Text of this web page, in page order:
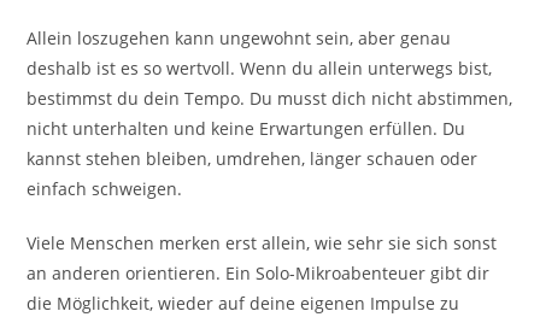
Allein loszugehen kann ungewohnt sein, aber genau
deshalb ist es so wertvoll. Wenn du allein unterwegs bist,
bestimmst du dein Tempo. Du musst dich nicht abstimmen,
nicht unterhalten und keine Erwartungen erfüllen. Du
kannst stehen bleiben, umdrehen, länger schauen oder
einfach schweigen.
Viele Menschen merken erst allein, wie sehr sie sich sonst
an anderen orientieren. Ein Solo-Mikroabenteuer gibt dir
die Möglichkeit, wieder auf deine eigenen Impulse zu